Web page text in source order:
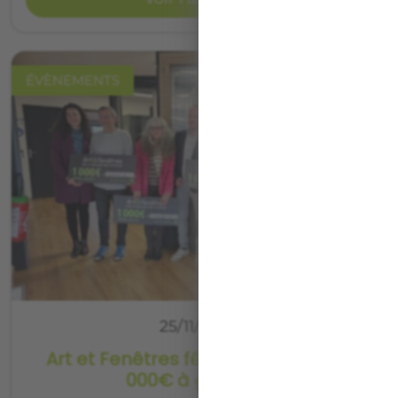
25/11/2024
Art et Fenêtres fête ses 30 ans : 30
000€ à gagner !
ÉVÈNEMENTS